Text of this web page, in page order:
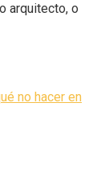
arquitecto, o
no hacer en